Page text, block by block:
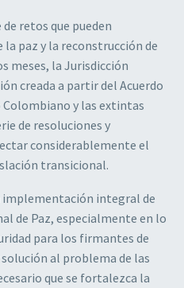
retos que pueden
paz y la reconstrucción de
meses, la Jurisdicción
creada a partir del Acuerdo
Colombiano y las extintas
de resoluciones y
considerablemente el
transicional.
implementación integral de
de Paz, especialmente en lo
para los firmantes de
al problema de las
que se fortalezca la